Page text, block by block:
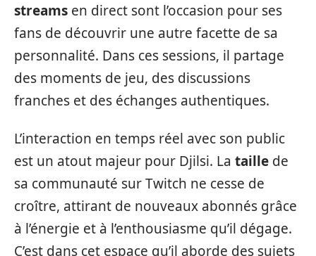
streams en direct sont l’occasion pour ses
fans de découvrir une autre facette de sa
personnalité. Dans ces sessions, il partage
des moments de jeu, des discussions
franches et des échanges authentiques.
L’interaction en temps réel avec son public
est un atout majeur pour Djilsi. La taille de
sa communauté sur Twitch ne cesse de
croître, attirant de nouveaux abonnés grâce
à l’énergie et à l’enthousiasme qu’il dégage.
C’est dans cet espace qu’il aborde des sujets